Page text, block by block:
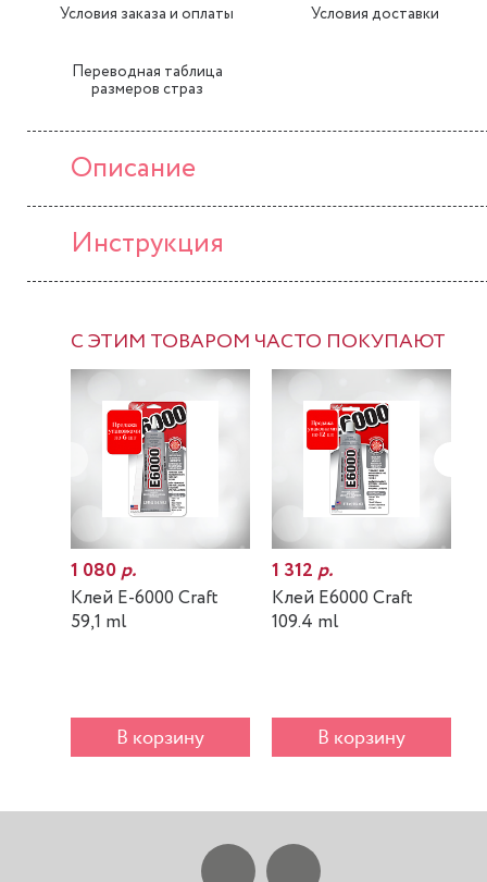
Условия заказа и оплаты Условия доставки
Переводная таблица
размеров страз
Описание
Инструкция
С ЭТИМ ТОВАРОМ ЧАСТО ПОКУПАЮТ
1 080р.
Клей E-6000 Craft
59,1 ml
В корзину
1 312р.
Клей E6000 Craft
109.4 ml
В корзину